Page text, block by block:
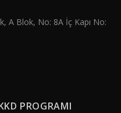
A Blok, No: 8A İç Kapı No:
PROGRAMI